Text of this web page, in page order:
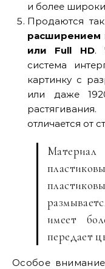
и более
Продаются
расширением
или Full HD.
система
картинку с
или даже
отличается от
имеет
передает
Особое